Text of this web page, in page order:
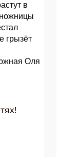
в
грызёт
Оля